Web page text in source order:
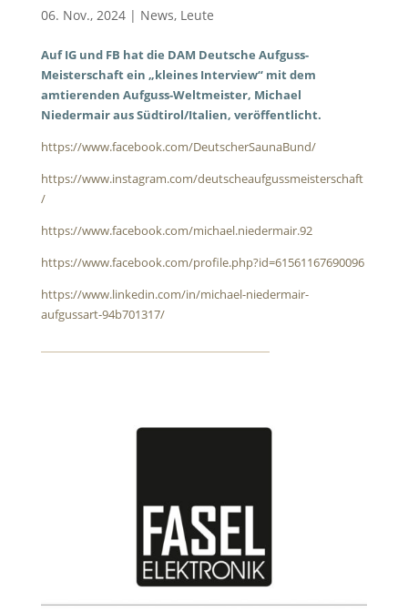
06. Nov., 2024| News, Leute
Auf IG und FB hat die DAM Deutsche Aufguss-
Meisterschaft ein „kleines Interview“ mit dem
amtierenden Aufguss-Weltmeister, Michael
Niedermair aus Südtirol/Italien, veröffentlicht.
https://www.facebook.com/DeutscherSaunaBund/
https://www.instagram.com/deutscheaufgussmeisterschaft
/
https://www.facebook.com/michael.niedermair.92
https://www.facebook.com/profile.php?id=61561167690096
https://www.linkedin.com/in/michael-niedermair-
aufgussart-94b701317/